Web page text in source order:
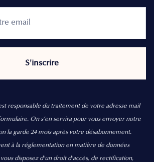
responsable du traitement de votre adresse mail
On s’en servira pour vous envoyer notre
la garde 24 mois après votre désabonnement.
à la réglementation en matière de données
disposez d'un droit d'accès, de rectification,